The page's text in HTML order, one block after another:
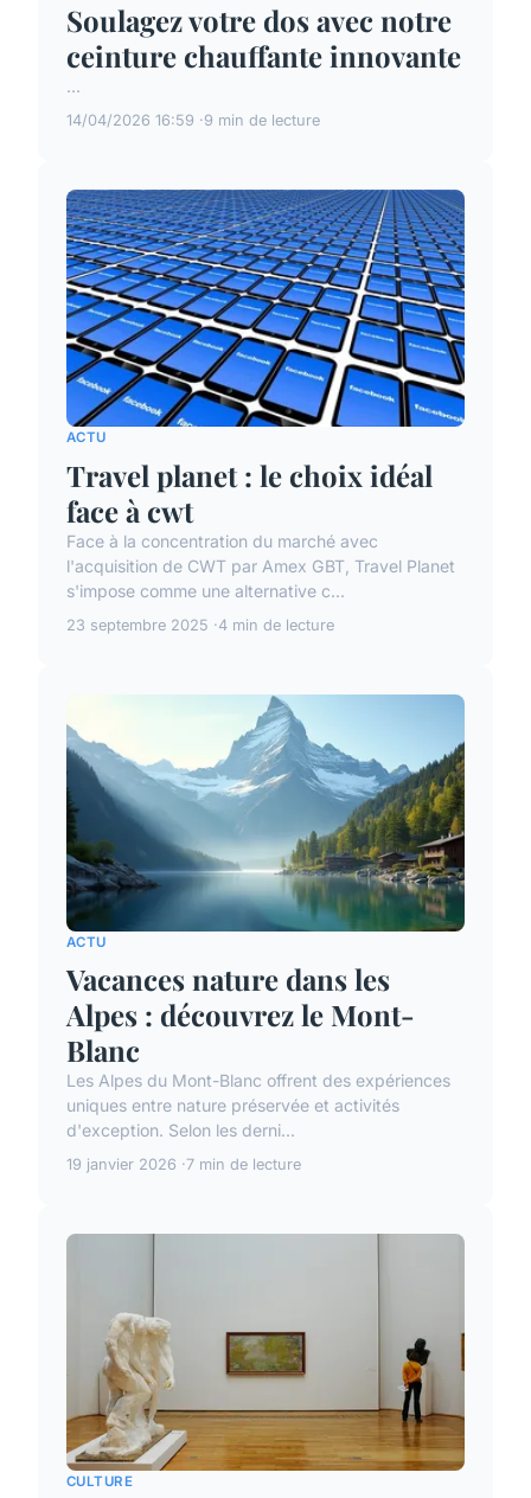
Soulagez votre dos avec notre
ceinture chauffante innovante
...
14/04/2026 16:59 9 min de lecture
ACTU
Travel planet : le choix idéal
face à cwt
Face à la concentration du marché avec
l'acquisition de CWT par Amex GBT, Travel Planet
s'impose comme une alternative c...
23 septembre 2025 4 min de lecture
ACTU
Vacances nature dans les
Alpes : découvrez le Mont-
Blanc
Les Alpes du Mont-Blanc offrent des expériences
uniques entre nature préservée et activités
d'exception. Selon les derni...
19 janvier 2026 7 min de lecture
CULTURE